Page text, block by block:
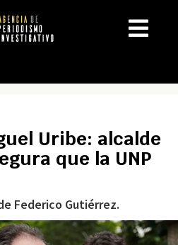
Uribe: alcalde
que la UNP
Federico Gutiérrez.